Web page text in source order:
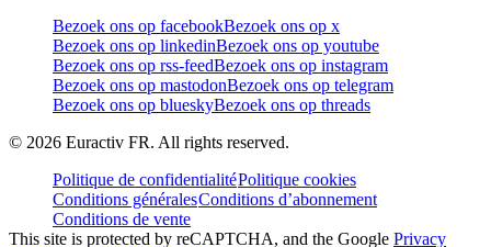
Bezoek ons op facebookBezoek ons op x
Bezoek ons op linkedinBezoek ons op youtube
Bezoek ons op rss-feedBezoek ons op instagram
Bezoek ons op mastodonBezoek ons op telegram
Bezoek ons op blueskyBezoek ons op threads
© 2026 Euractiv FR. All rights reserved.
Politique de confidentialitéPolitique cookies
Conditions généralesConditions d’abonnement
Conditions de vente
This site is protected by reCAPTCHA, and the Google Privacy